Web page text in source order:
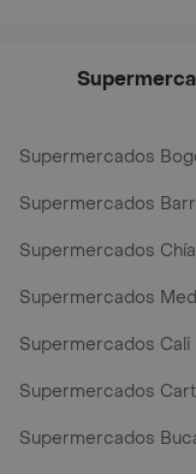
Supermercados
Supermercados
Supermercados Chía
Supermercados
Supermercados Cali
Supermercados
Supermercados